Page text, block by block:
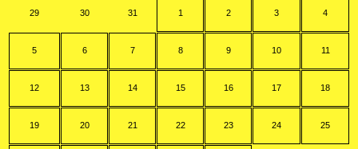
29 30 31 1 2 3 4
5 6 7 8 9 10 11
12 13 14 15 16 17 18
19 20 21 22 23 24 25